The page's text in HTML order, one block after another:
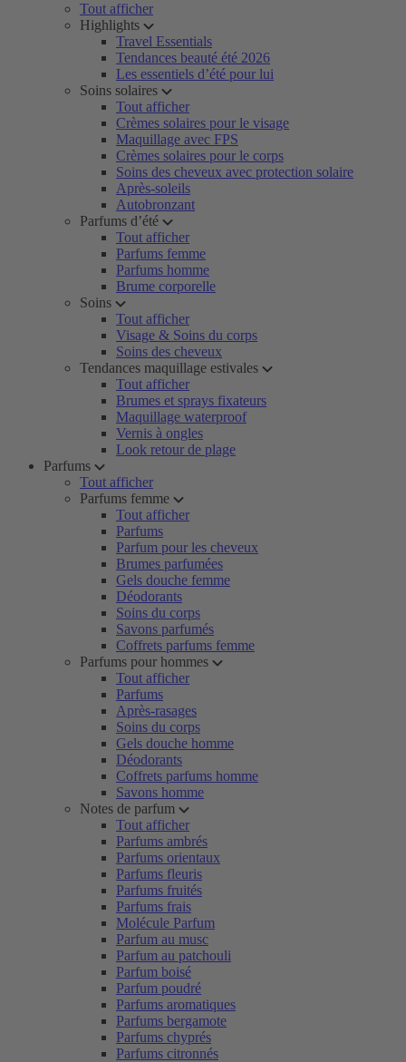
Tout afficher
Highlights
Travel Essentials
Tendances beauté été 2026
Les essentiels d’été pour lui
Soins solaires
Tout afficher
Crèmes solaires pour le visage
Maquillage avec FPS
Crèmes solaires pour le corps
Soins des cheveux avec protection solaire
Après-soleils
Autobronzant
Parfums d’été
Tout afficher
Parfums femme
Parfums homme
Brume corporelle
Soins
Tout afficher
Visage & Soins du corps
Soins des cheveux
Tendances maquillage estivales
Tout afficher
Brumes et sprays fixateurs
Maquillage waterproof
Vernis à ongles
Look retour de plage
Parfums
Tout afficher
Parfums femme
Tout afficher
Parfums
Parfum pour les cheveux
Brumes parfumées
Gels douche femme
Déodorants
Soins du corps
Savons parfumés
Coffrets parfums femme
Parfums pour hommes
Tout afficher
Parfums
Après-rasages
Soins du corps
Gels douche homme
Déodorants
Coffrets parfums homme
Savons homme
Notes de parfum
Tout afficher
Parfums ambrés
Parfums orientaux
Parfums fleuris
Parfums fruités
Parfums frais
Molécule Parfum
Parfum au musc
Parfum au patchouli
Parfum boisé
Parfum poudré
Parfums aromatiques
Parfums bergamote
Parfums chyprés
Parfums citronnés